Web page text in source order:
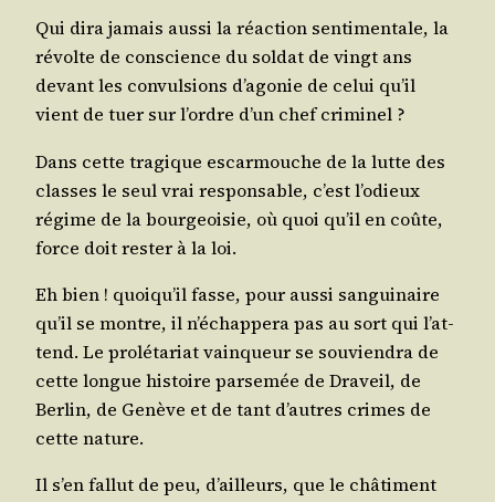
Qui dira jamais aus­si la réac­tion sen­ti­men­tale, la
révolte de conscience du sol­dat de vingt ans
devant les convul­sions d’a­go­nie de celui qu’il
vient de tuer sur l’ordre d’un chef criminel ?
Dans cette tra­gique escar­mouche de la lutte des
classes le seul vrai res­pon­sable, c’est l’o­dieux
régime de la bour­geoi­sie, où quoi qu’il en coûte,
force doit res­ter à la loi.
Eh bien ! quoi­qu’il fasse, pour aus­si san­gui­naire
qu’il se montre, il n’é­chap­pe­ra pas au sort qui l’at­
tend. Le pro­lé­ta­riat vain­queur se sou­vien­dra de
cette longue his­toire par­se­mée de Dra­veil, de
Ber­lin, de Genève et de tant d’autres crimes de
cette nature.
Il s’en fal­lut de peu, d’ailleurs, que le châ­ti­ment